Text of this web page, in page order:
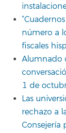
número a
fiscales
Alumnado
1 de
Las
rechazo a
Consejería